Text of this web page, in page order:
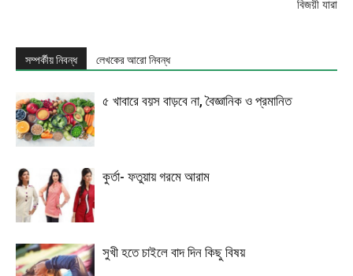
বিজয়ী যারা
সম্পর্কীয় নিবন্ধ লেখকের আরো নিবন্ধ
৫ খাবারে বয়স বাড়বে না, বৈজ্ঞানিক ও প্রমানিত
কুর্তা- ফতুয়ায় গরমে আরাম
সুখী হতে চাইলে বাদ দিন কিছু বিষয়